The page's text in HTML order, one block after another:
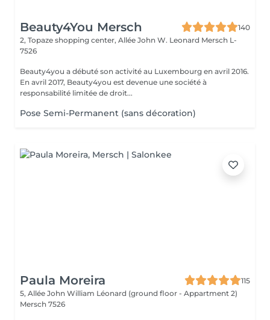
Beauty4You Mersch
140
2, Topaze shopping center, Allée John W. Leonard Mersch L-
7526
Beauty4you a débuté son activité au Luxembourg en avril 2016.
En avril 2017, Beauty4you est devenue une société à
responsabilité limitée de droit...
Pose Semi-Permanent (sans décoration)
Paula Moreira
115
5, Allée John William Léonard (ground floor - Appartment 2)
Mersch 7526